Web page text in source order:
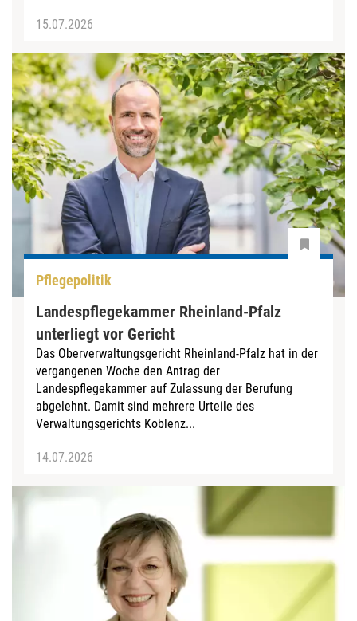
15.07.2026
Pflegepolitik
Landespflegekammer Rheinland-Pfalz
unterliegt vor Gericht
Das Oberverwaltungsgericht Rheinland-Pfalz hat in der
vergangenen Woche den Antrag der
Landespflegekammer auf Zulassung der Berufung
abgelehnt. Damit sind mehrere Urteile des
Verwaltungsgerichts Koblenz...
14.07.2026